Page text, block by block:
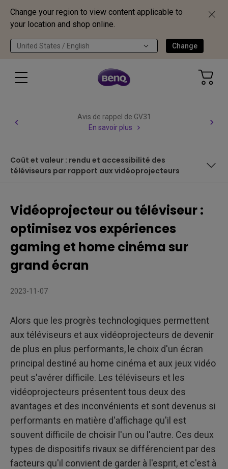
Change your region to view content applicable to
your location and shop online.
United States / English Change
Avis de rappel de GV31
En savoir plus
Coût et valeur : rendu et accessibilité des
téléviseurs par rapport aux vidéoprojecteurs
Du téléviseur au vidéoprojecteur : choisir la meilleure
option en fonction de votre espace
Taille et affichage : au-delà des contraintes du téléviseur
Résolution et qualité d'image : la netteté d'un téléviseur
contre les images grand format d'un vidéoprojecteur
Expérience de jeu : des joueurs NBA grandeur nature et un
plus intenses
Choix du son : le son intégré d'un téléviseur comparé à
celui d'une installation Home Cinéma avec
vidéoprojecteur
Coût et valeur : rendu et accessibilité des téléviseurs
par rapport aux vidéoprojecteurs
Le choix vous appartient
Vidéoprojecteur ou téléviseur :
optimisez vos expériences
gaming et home cinéma sur
grand écran
2023-11-07
Alors que les progrès technologiques permettent
aux téléviseurs et aux vidéoprojecteurs de devenir
de plus en plus performants, le choix d'un écran
principal destiné au home cinéma et aux jeux vidéo
peut s'avérer difficile. Les téléviseurs et les
vidéoprojecteurs présentent tous deux des
avantages et des inconvénients et sont devenus si
performants en matière d'affichage qu'il est
souvent difficile de choisir l'un ou l'autre. Ces deux
types de dispositifs rivaux se différencient par des
facteurs qu'il convient de garder à l'esprit, et c'est à